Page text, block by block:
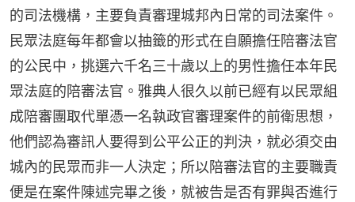
的司法機構，主要負責審理城邦內日常的司法案件。
民眾法庭每年都會以抽籤的形式在自願擔任陪審法官
的公民中，挑選六千名三十歲以上的男性擔任本年民
眾法庭的陪審法官。雅典人很久以前已經有以民眾組
成陪審團取代單憑一名執政官審理案件的前衛思想，
他們認為審訊人要得到公平公正的判決，就必須交由
城內的民眾而非一人決定；所以陪審法官的主要職責
便是在案件陳述完畢之後，就被告是否有罪與否進行